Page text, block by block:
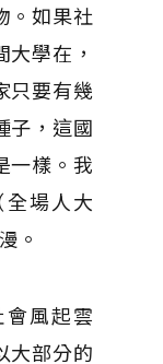
。如果社
學在，
只要有幾
子，這國
一樣。我
場人大
。
風起雲
大部分的